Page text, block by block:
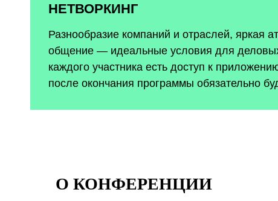
НЕТВОРКИНГ
Разнообразие компаний и отраслей, яркая
общение — идеальные условия для
каждого участника есть доступ к
после окончания программы обязательно
О КОНФЕРЕНЦИИ